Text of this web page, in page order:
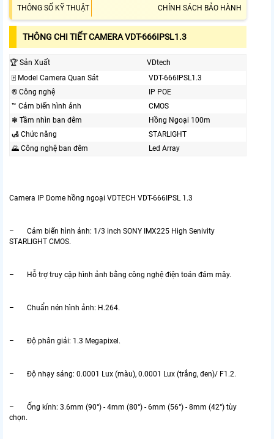
THÔNG SỐ KỸ THUẬT CHÍNH SÁCH BẢO HÀNH
THÔNG CHI TIẾT CAMERA VDT-666IPSL1.3
🏆 Sản Xuất
VDtech
🀄 Model Camera Quan Sát
VDT-666IPSL1.3
®️ Công nghệ
IP POE
™️ Cảm biến hình ảnh
CMOS
❃ Tầm nhìn ban đêm
Hồng Ngoại 100m
🛃 Chức năng
STARLIGHT
🌄 Công nghệ ban đêm
Led Array
Camera IP Dome hồng ngoại VDTECH VDT-666IPSL 1.3
– Cảm biến hình ảnh: 1/3 inch SONY IMX225 High Senivity
STARLIGHT CMOS.
– Hỗ trợ truy cập hình ảnh bằng công nghệ điện toán đám mây.
– Chuẩn nén hình ảnh: H.264.
– Độ phân giải: 1.3 Megapixel.
– Độ nhạy sáng: 0.0001 Lux (màu), 0.0001 Lux (trắng, đen)/ F1.2.
– Ống kính: 3.6mm (90°) - 4mm (80°) - 6mm (56°) - 8mm (42°) tùy
chọn.